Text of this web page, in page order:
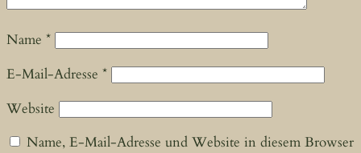
Name *
E-Mail-Adresse *
Website
Name, E-Mail-Adresse und Website in diesem Browser